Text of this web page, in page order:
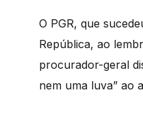
O PGR, que
República, ao
procurador-geral
nem uma luva” ao